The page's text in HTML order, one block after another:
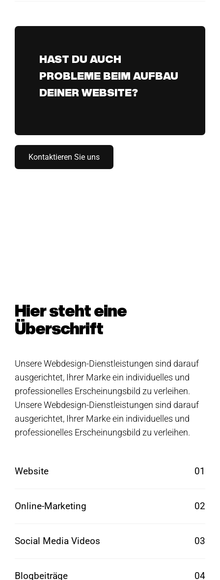
HAST DU AUCH
PROBLEME BEIM AUFBAU
DEINER WEBSITE?
Kontaktieren Sie uns
Hier steht eine
Überschrift
Unsere Webdesign-Dienstleistungen sind darauf
ausgerichtet, Ihrer Marke ein individuelles und
professionelles Erscheinungsbild zu verleihen.
Unsere Webdesign-Dienstleistungen sind darauf
ausgerichtet, Ihrer Marke ein individuelles und
professionelles Erscheinungsbild zu verleihen.
Website 01
Online-Marketing 02
Social Media Videos 03
Blogbeiträge 04